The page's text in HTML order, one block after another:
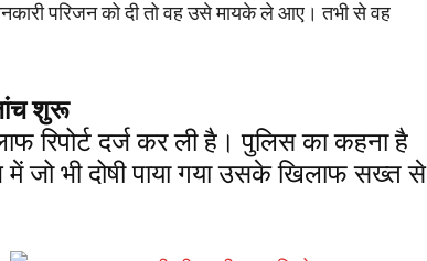
परिजन को दी तो वह उसे मायके ले आए। तभी से वह
शुरू
रिपोर्ट दर्ज कर ली है। पुलिस का कहना है
जो भी दोषी पाया गया उसके खिलाफ सख्त से